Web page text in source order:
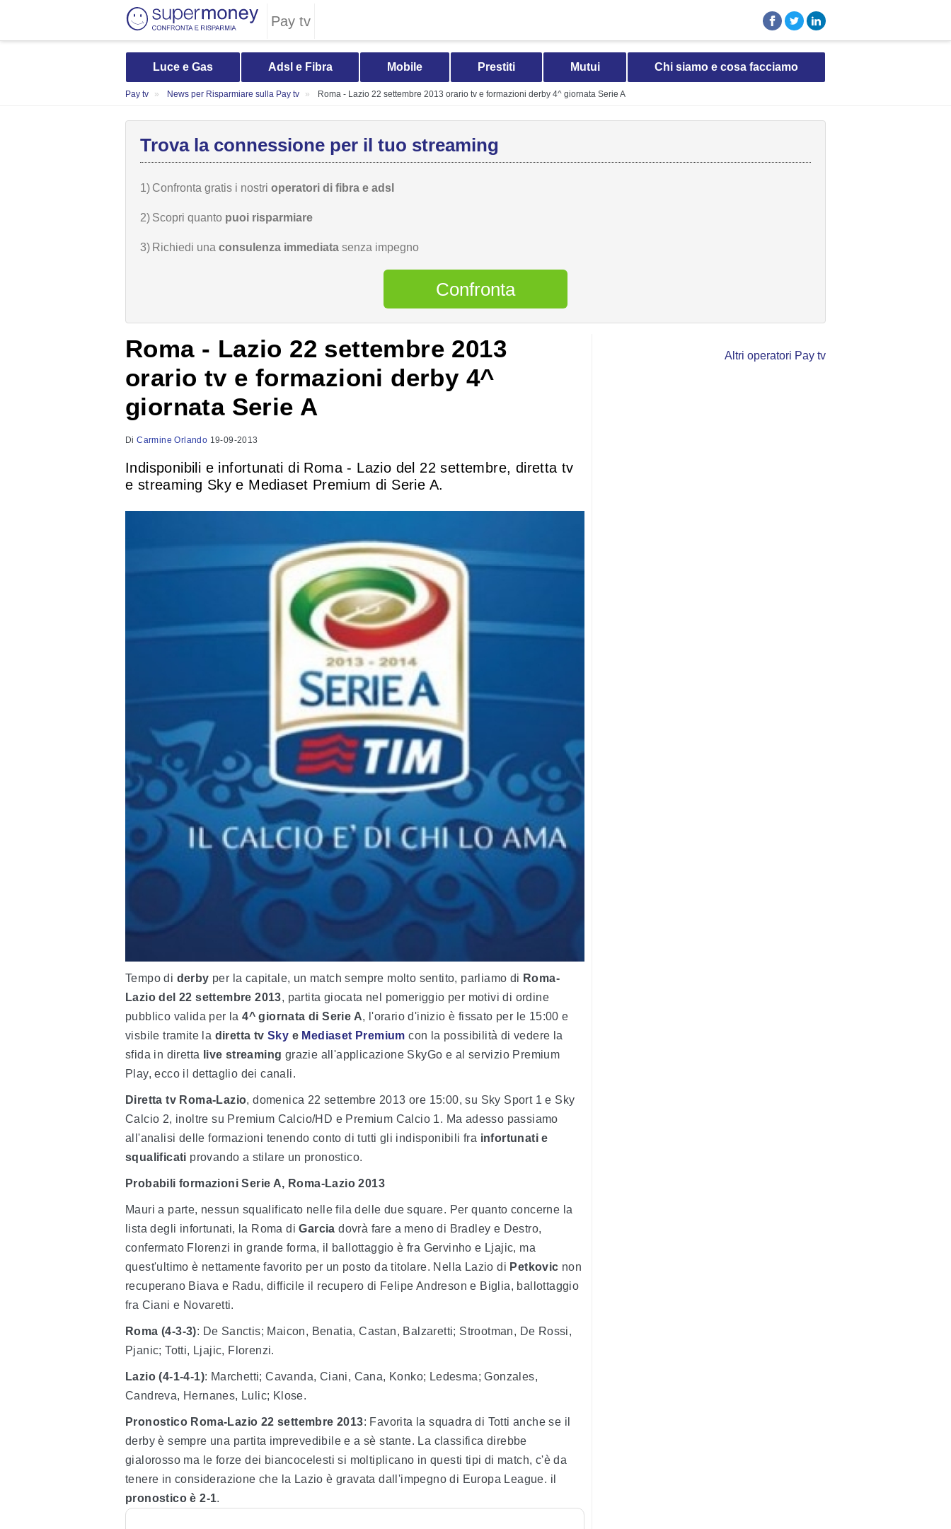
Pay tv
Luce e Gas Adsl e Fibra Mobile Prestiti Mutui Chi siamo e cosa facciamo
Pay tv News per Risparmiare sulla Pay tv Roma - Lazio 22 settembre 2013 orario tv e formazioni derby 4^ giornata Serie A
Trova la connessione per il tuo streaming
1) Confronta gratis i nostri operatori di fibra e adsl
2) Scopri quanto puoi risparmiare
3) Richiedi una consulenza immediata senza impegno
Confronta
Roma - Lazio 22 settembre 2013
orario tv e formazioni derby 4^
giornata Serie A
DiCarmine Orlando 19-09-2013
Indisponibili e infortunati di Roma - Lazio del 22 settembre, diretta tv
e streaming Sky e Mediaset Premium di Serie A.
Tempo di derby per la capitale, un match sempre molto sentito, parliamo di Roma-
Lazio del 22 settembre 2013, partita giocata nel pomeriggio per motivi di ordine
pubblico valida per la4^ giornata di Serie A, l'orario d'inizio è fissato per le 15:00 e
visbile tramite la diretta tv Sky e Mediaset Premium con la possibilità di vedere la
sfida in diretta
live streaming grazie all'applicazione SkyGo e al servizio Premium
Play, ecco il dettaglio dei canali.
Diretta tv Roma-Lazio, domenica 22 settembre 2013 ore 15:00, su Sky Sport 1 e Sky
Calcio 2, inoltre su Premium Calcio/HD e Premium Calcio 1. Ma adesso passiamo
all'analisi delle formazioni tenendo conto di tutti gli indisponibili fra infortunati e
squalificati provando a stilare un pronostico.
Probabili formazioni Serie A, Roma-Lazio 2013
Mauri a parte, nessun squalificato nelle fila delle due square. Per quanto concerne la
lista degli infortunati, la Roma diGarcia dovrà fare a meno di Bradley e Destro,
confermato Florenzi in grande forma, il ballottaggio è fra Gervinho e Ljajic, ma
quest'ultimo è nettamente favorito per un posto da titolare. Nella Lazio di Petkovic non
recuperano Biava e Radu, difficile il recupero di Felipe Andreson e Biglia, ballottaggio
fra Ciani e Novaretti.
Roma (4-3-3): De Sanctis; Maicon, Benatia, Castan, Balzaretti; Strootman, De Rossi,
Pjanic; Totti, Ljajic, Florenzi.
Lazio (4-1-4-1): Marchetti; Cavanda, Ciani, Cana, Konko; Ledesma; Gonzales,
Candreva, Hernanes, Lulic; Klose.
Pronostico Roma-Lazio 22 settembre 2013: Favorita la squadra di Totti anche se il
derby è sempre una partita imprevedibile e a sè stante. La classifica direbbe
gialorosso ma le forze dei biancocelesti si moltiplicano in questi tipi di match, c'è da
tenere in considerazione che la Lazio è gravata dall'impegno di Europa League. il
pronostico è 2-1.
Altri operatori Pay tv